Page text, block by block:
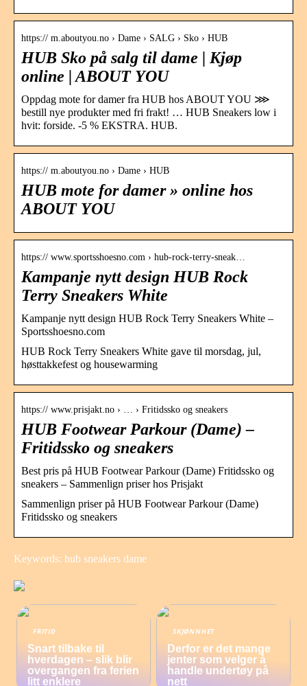
https:// m.aboutyou.no › Dame › SALG › Sko › HUB
HUB Sko på salg til dame | Kjøp
online | ABOUT YOU
Oppdag mote for damer fra HUB hos ABOUT YOU ⋙
bestill nye produkter med fri frakt! … HUB Sneakers low i
hvit: forside. -5 % EKSTRA. HUB.
https:// m.aboutyou.no › Dame › HUB
HUB mote for damer » online hos
ABOUT YOU
https:// www.sportsshoesno.com › hub-rock-terry-sneak…
Kampanje nytt design HUB Rock
Terry Sneakers White
Kampanje nytt design HUB Rock Terry Sneakers White –
Sportsshoesno.com
HUB Rock Terry Sneakers White gave til morsdag, jul,
høsttakkefest og housewarming
https:// www.prisjakt.no › … › Fritidssko og sneakers
HUB Footwear Parkour (Dame) –
Fritidssko og sneakers
Best pris på HUB Footwear Parkour (Dame) Fritidssko og
sneakers – Sammenlign priser hos Prisjakt
Sammenlign priser på HUB Footwear Parkour (Dame)
Fritidssko og sneakers
Keywords: hub sneakers dame
FRITID
Snart tilbake til
hverdagen – slik blir
overgangen fra ferien
litt enklere
SKJØNNHET
Derfor er det mange
jenter som velger å
handle undertøy på
nett